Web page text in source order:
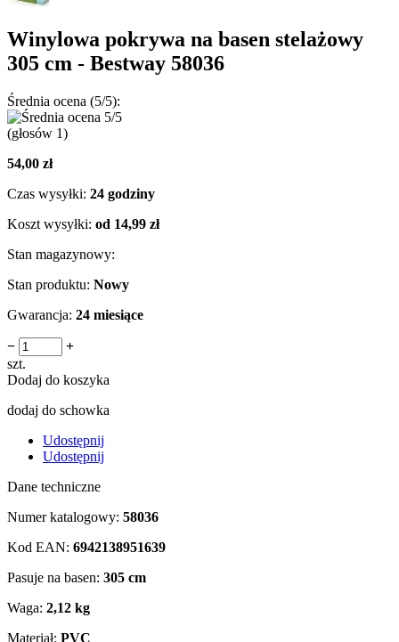
Winylowa pokrywa na basen stelażowy
305 cm - Bestway 58036
Średnia ocena (5/5):
(głosów 1)
54,00 zł
Czas wysyłki: 24 godziny
Koszt wysyłki: od 14,99 zł
Stan magazynowy:
Stan produktu: Nowy
Gwarancja: 24 miesiące
−
+
szt.
Dodaj do koszyka
dodaj do schowka
Udostępnij
Udostępnij
Dane techniczne
Numer katalogowy: 58036
Kod EAN: 6942138951639
Pasuje na basen: 305 cm
Waga: 2,12 kg
Materiał: PVC